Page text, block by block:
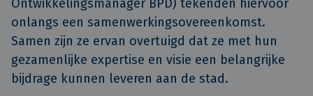
Ontwikkelingsmanager BPD) tekenden hiervoor
onlangs een samenwerkingsovereenkomst.
Samen zijn ze ervan overtuigd dat ze met hun
gezamenlijke expertise en visie een belangrijke
bijdrage kunnen leveren aan de stad.